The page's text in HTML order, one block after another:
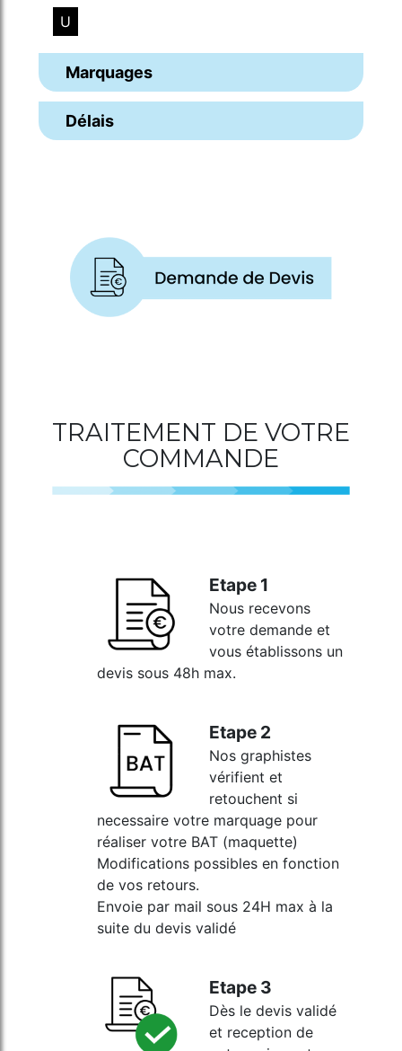
U
Marquages
Délais
TRAITEMENT DE VOTRE
COMMANDE
Etape 1
Nous recevons
votre demande et
vous établissons un
devis sous 48h max.
Etape 2
Nos graphistes
vérifient et
retouchent si
necessaire votre marquage pour
réaliser votre BAT (maquette)
Modifications possibles en fonction
de vos retours.
Envoie par mail sous 24H max à la
suite du devis validé
Etape 3
Dès le devis validé
et reception de